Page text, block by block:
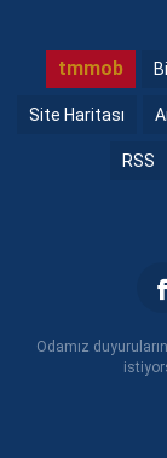
tmmob
Site Haritası
RSS
Odamız